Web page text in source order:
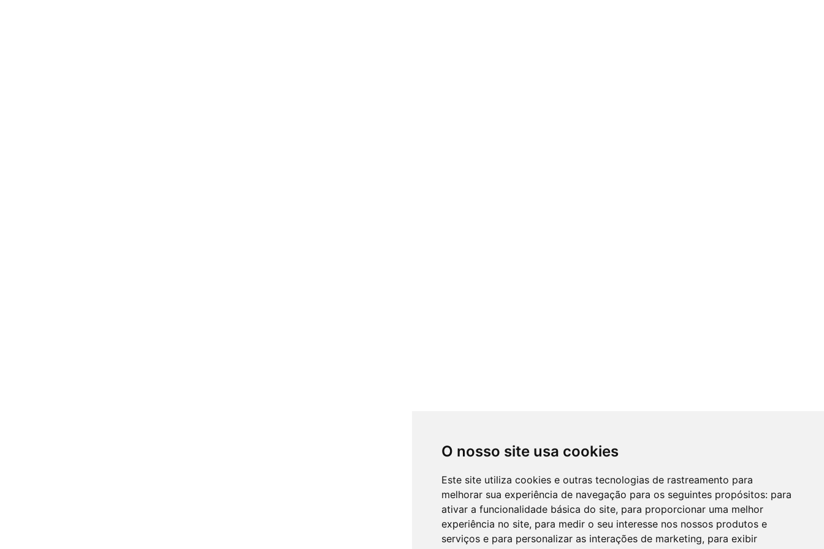
O nosso site usa cookies
Este site utiliza cookies e outras tecnologias de rastreamento para
melhorar sua experiência de navegação para os seguintes propósitos: para
ativar a funcionalidade básica do site, para proporcionar uma melhor
experiência no site, para medir o seu interesse nos nossos produtos e
serviços e para personalizar as interações de marketing, para exibir